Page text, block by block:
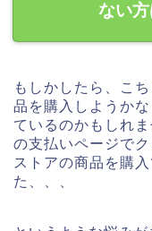
ない
もしかしたら、こ
品を購入しようか
ているのかもしれ
の支払いページで
ストアの商品を購
た、、、